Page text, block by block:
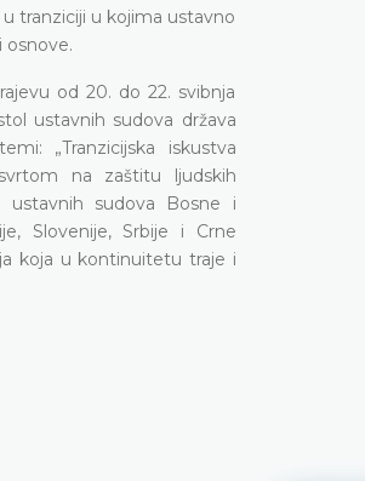
tranziciji u kojima ustavno
osnove.
od 20. do 22. svibnja
ustavnih sudova država
„Tranzicijska iskustva
na zaštitu ljudskih
ustavnih sudova Bosne i
Slovenije, Srbije i Crne
koja u kontinuitetu traje i